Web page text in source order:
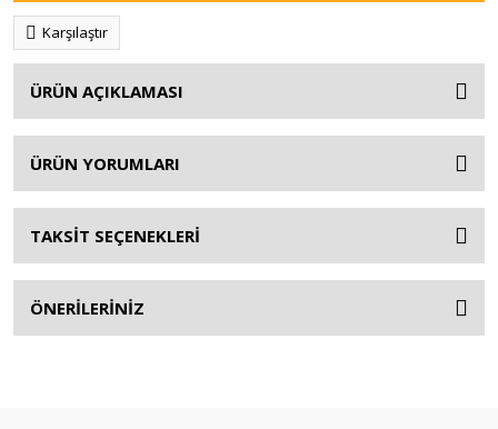
Karşılaştır
ÜRÜN AÇIKLAMASI
ÜRÜN YORUMLARI
TAKSİT SEÇENEKLERİ
ÖNERİLERİNİZ